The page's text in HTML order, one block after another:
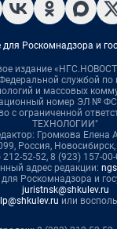
Роскомнадзора и
издание
службой по
и массовых
номер ЭЛ №
с ограниченной
ТЕХНОЛОГИИ"
Громкова Елена
Россия,
52-52, 8 (923) 157-
адрес редакции:
Роскомнадзора и
juristnsk@shkulev.ru
или